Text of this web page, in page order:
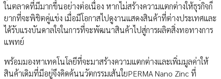
ในตลาดที่มีมากขึ้นอย่างต่อเนื่อง หากไม่สร้างความแตกต่างให้ธุรกิจก็
ยากที่จะพิชิตคู่แข่ง เมื่อมีโอกาสไปดูงานแสดงสินค้าที่ต่างประเทศและ
ได้รับแรงบันดาลใจในการที่จะพัฒนาสินค้าไปสู่การผลิตสิ่งทอทางการ
แพทย์
พร้อมมองหาเทคโนโลยีที่จะมาสร้างความแตกต่างและเพิ่มมูลค่าให้
สินค้าเดิมที่มีอยู่จึงคิดค้นนวัตกรรมเส้นใยPERMA Nano Zinc ที่